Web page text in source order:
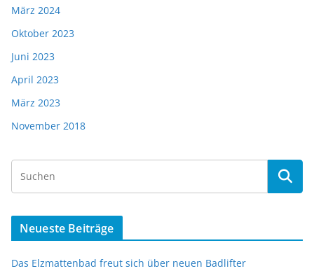
März 2024
Oktober 2023
Juni 2023
April 2023
März 2023
November 2018
Neueste Beiträge
Das Elzmattenbad freut sich über neuen Badlifter